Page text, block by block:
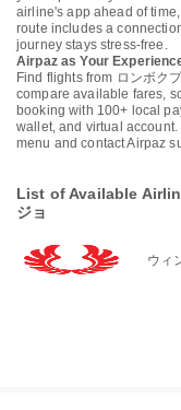
airline's app ahead of
route includes a
journey stays stress-free.
Airpaz as Your
Find flights from ロンボク
compare available fares,
booking with 100+ local
wallet, and virtual
menu and contact Airpaz
List of Available
ジョ
ウィ